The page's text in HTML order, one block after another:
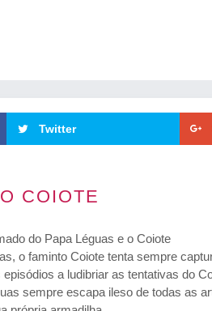
Twitter
COIOTE
do Papa Léguas e o Coiote
o faminto Coiote tenta sempre
a ludibriar as tentativas do
sempre escapa ileso de todas as